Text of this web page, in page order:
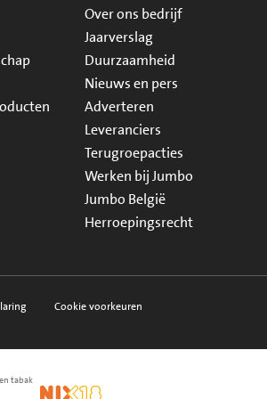
Over ons bedrijf
Jaarverslag
Duurzaamheid
Nieuws en pers
Adverteren
Leveranciers
Terugroepacties
Werken bij Jumbo
Jumbo België
Herroepingsrecht
Cookie voorkeuren
tabak
NIX18